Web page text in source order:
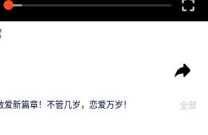
新篇章！不管几岁，恋爱万岁！ 全部